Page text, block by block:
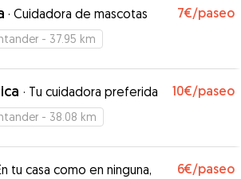
· Cuidadora de mascotas 7€/paseo
- 37.95 km
· Tu cuidadora preferida 10€/paseo
- 38.08 km
tu casa como en ninguna,
6€/paseo